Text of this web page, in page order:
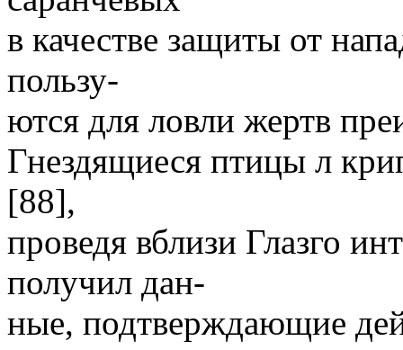
в качестве защиты от
пользу-
ются для ловли жертв
Гнездящиеся птицы л
[88],
проведя вблизи Глазго
получил дан-
ные, подтверждающие